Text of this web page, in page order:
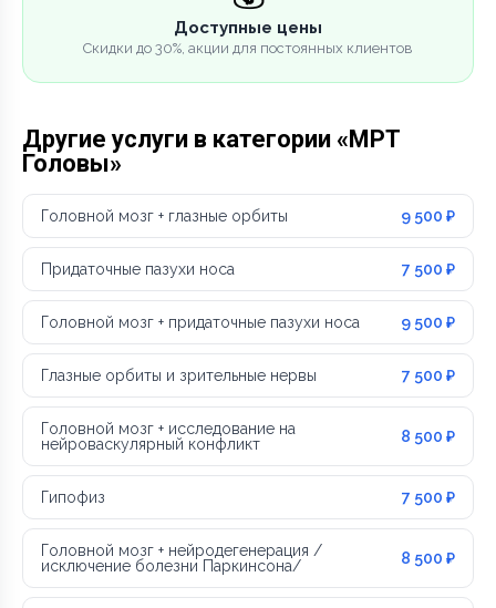
Доступные цены
Скидки до 30%, акции для постоянных клиентов
Другие услуги в категории «МРТ
Головы»
Головной мозг + глазные орбиты 9 500 ₽
Придаточные пазухи носа 7 500 ₽
Головной мозг + придаточные пазухи носа 9 500 ₽
Глазные орбиты и зрительные нервы 7 500 ₽
Головной мозг + исследование на
нейроваскулярный конфликт
8 500 ₽
Гипофиз 7 500 ₽
Головной мозг + нейродегенерация /
исключение болезни Паркинсона/
8 500 ₽